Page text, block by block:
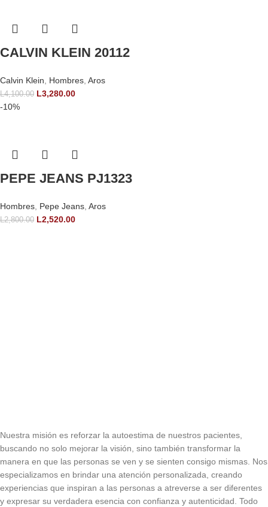
CALVIN KLEIN 20112
Calvin Klein, Hombres, Aros
L4,100.00 L3,280.00
-10%
PEPE JEANS PJ1323
Hombres, Pepe Jeans, Aros
L2,800.00 L2,520.00
Nuestra misión es reforzar la autoestima de nuestros pacientes,
buscando no solo mejorar la visión, sino también transformar la
manera en que las personas se ven y se sienten consigo mismas. Nos
especializamos en brindar una atención personalizada, creando
experiencias que inspiran a las personas a atreverse a ser diferentes
y expresar su verdadera esencia con confianza y autenticidad. Todo